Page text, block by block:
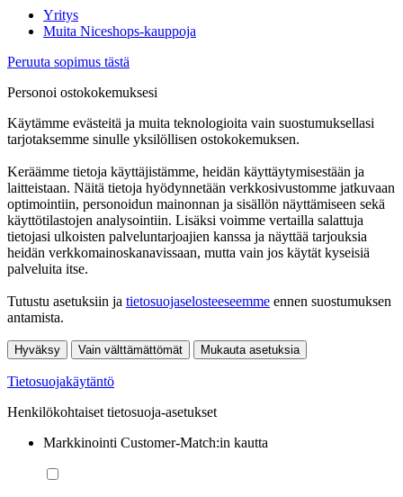
Yritys
Muita Niceshops-kauppoja
Peruuta sopimus tästä
Personoi ostokokemuksesi
Käytämme evästeitä ja muita teknologioita vain suostumuksellasi
tarjotaksemme sinulle yksilöllisen ostokokemuksen.
Keräämme tietoja käyttäjistämme, heidän käyttäytymisestään ja
laitteistaan. Näitä tietoja hyödynnetään verkkosivustomme jatkuvaan
optimointiin, personoidun mainonnan ja sisällön näyttämiseen sekä
käyttötilastojen analysointiin. Lisäksi voimme vertailla salattuja
tietojasi ulkoisten palveluntarjoajien kanssa ja näyttää tarjouksia
heidän verkkomainoskanavissaan, mutta vain jos käytät kyseisiä
palveluita itse.
Tutustu asetuksiin ja tietosuojaselosteeseemme ennen suostumuksen
antamista.
Hyväksy Vain välttämättömät Mukauta asetuksia
Tietosuojakäytäntö
Henkilökohtaiset tietosuoja-asetukset
Markkinointi Customer-Match:in kautta